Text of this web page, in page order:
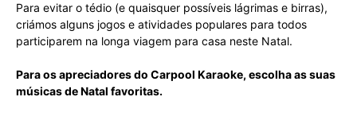
Para evitar o tédio (e quaisquer possíveis lágrimas e birras),
criámos alguns jogos e atividades populares para todos
participarem na longa viagem para casa neste Natal.
Para os apreciadores do Carpool Karaoke, escolha as suas
músicas de Natal favoritas.